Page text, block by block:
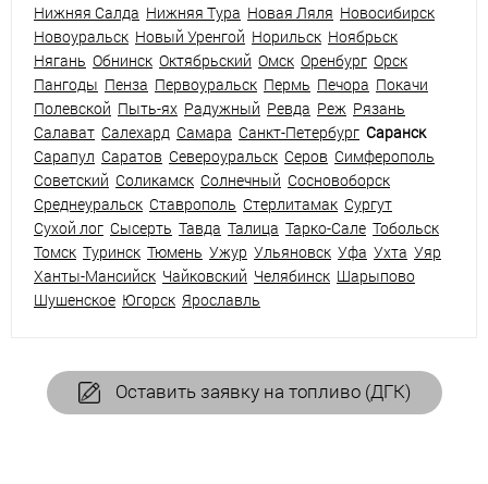
Нижняя Салда Нижняя Тура Новая Ляля Новосибирск
Новоуральск Новый Уренгой Норильск Ноябрьск
Нягань Обнинск Октябрьский Омск Оренбург Орск
Пангоды Пенза Первоуральск Пермь Печора Покачи
Полевской Пыть-ях Радужный Ревда Реж Рязань
Салават Салехард Самара Санкт-Петербург Саранск
Сарапул Саратов Североуральск Серов Симферополь
Советский Соликамск Солнечный Сосновоборск
Среднеуральск Ставрополь Стерлитамак Сургут
Сухой лог Сысерть Тавда Талица Тарко-Сале Тобольск
Томск Туринск Тюмень Ужур Ульяновск Уфа Ухта Уяр
Ханты-Мансийск Чайковский Челябинск Шарыпово
Шушенское Югорск Ярославль
Оставить заявку на топливо (ДГК)